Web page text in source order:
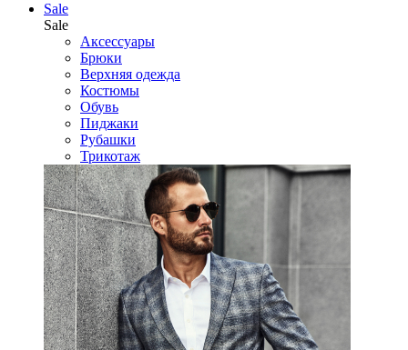
Sale
Sale
Аксессуары
Брюки
Верхняя одежда
Костюмы
Обувь
Пиджаки
Рубашки
Трикотаж